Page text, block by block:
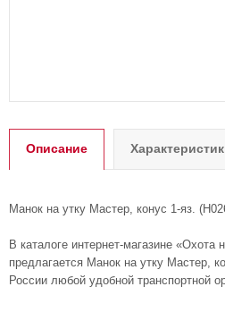
Описание
Манок на утку Мастер, конус 1-яз.
В каталоге интернет-магазине
предлагается Манок на утку Мастер,
России любой удобной транспортной